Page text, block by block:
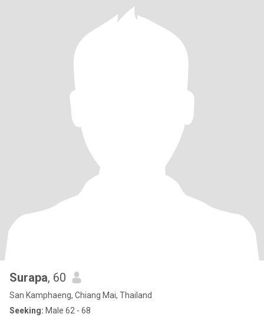
Surapa, 60
San Kamphaeng, Chiang Mai, Thailand
Seeking: Male 62 - 68